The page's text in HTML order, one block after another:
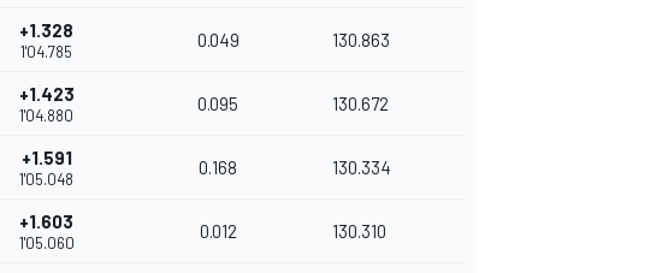
+1.328
1'04.785
0.049 130.863
+1.423
1'04.880
0.095 130.672
+1.591
1'05.048
0.168 130.334
+1.603
1'05.060
0.012 130.310